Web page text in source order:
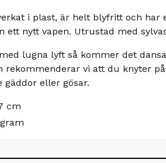
i plast, är helt blyfritt och har
ett nytt vapen. Utrustad med
lugna lyft så kommer det
rekommenderar vi att du knyter
gäddor eller gösar.
cm